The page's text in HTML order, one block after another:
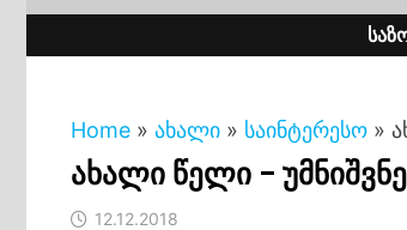
Home » ახალი » საინტერესო »
ახალი წელი –
12.12.2018